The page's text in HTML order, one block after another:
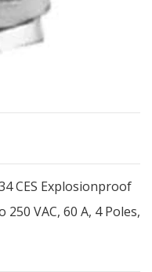
CES Explosionproof
250 VAC, 60 A, 4 Poles,